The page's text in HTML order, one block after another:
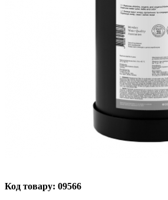
Код товару: 09566